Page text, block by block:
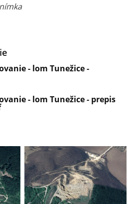
- lom Tunežice -
- lom Tunežice - prepis